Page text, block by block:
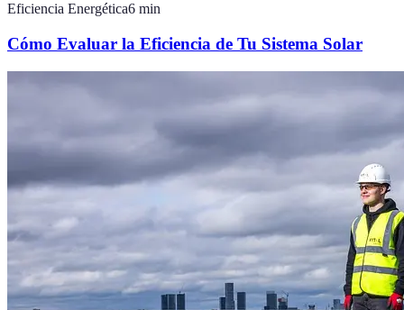
Eficiencia Energética6 min
Cómo Evaluar la Eficiencia de Tu Sistema Solar